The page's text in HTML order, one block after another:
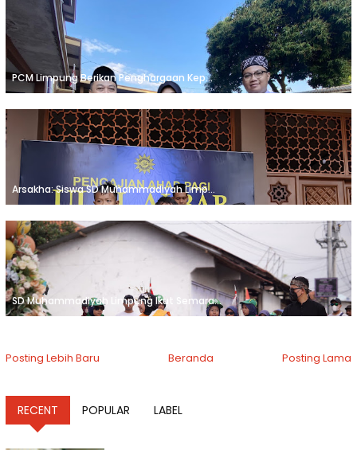
PCM Limpung Berikan Penghargaan Kep...
Arsakha: Siswa SD Muhammadiyah Limp...
SD Muhammadiyah Limpung Ikut Semara...
Posting Lebih Baru Posting Lama
Beranda
RECENT POPULAR LABEL